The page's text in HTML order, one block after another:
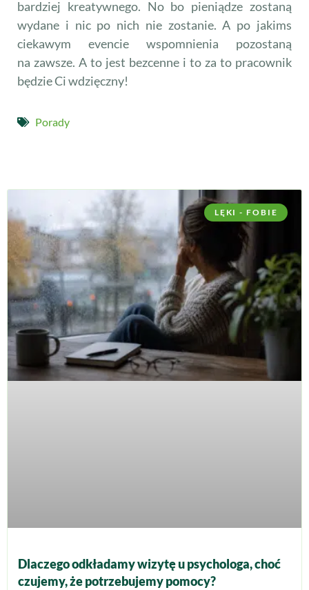
bardziej kreatywnego. No bo pieniądze zostaną
wydane i nic po nich nie zostanie. A po jakims
ciekawym evencie wspomnienia pozostaną
na zawsze. A to jest bezcenne i to za to pracownik
będzie Ci wdzięczny!
Porady
LĘKI - FOBIE
Dlaczego odkładamy wizytę u psychologa, choć
czujemy, że potrzebujemy pomocy?